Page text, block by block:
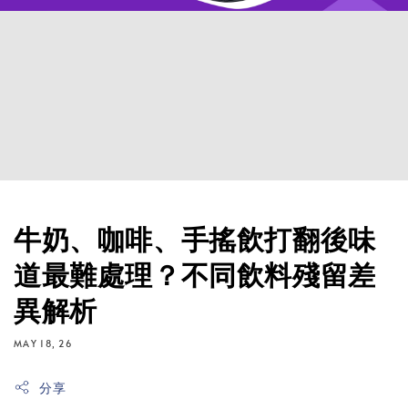
牛奶、咖啡、手搖飲打翻後味
道最難處理？不同飲料殘留差
異解析
MAY 18, 26
分享